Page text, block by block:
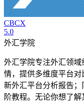
CBCX
5.0
外汇学院
外汇学院专注外汇领
情，提供多维度平台
新外汇平台分析报告
阶教程。无论你想了